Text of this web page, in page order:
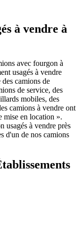
à vendre à
avec fourgon à
usagés à vendre
camions de
de service, des
mobiles, des
camions à vendre ont
mise en location ».
usagés à vendre près
d'un de nos camions